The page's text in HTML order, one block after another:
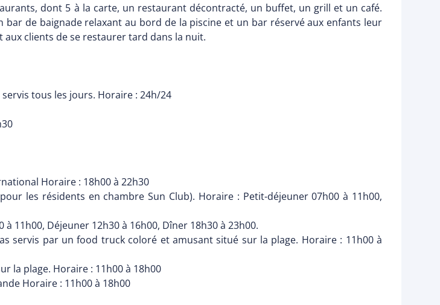
dont 5 à la carte, un restaurant décontracté, un buffet, un grill et un café.
de baignade relaxant au bord de la piscine et un bar réservé aux enfants leur
clients de se restaurer tard dans la nuit.
tous les jours. Horaire : 24h/24
Horaire : 18h00 à 22h30
les résidents en chambre Sun Club). Horaire : Petit-déjeuner 07h00 à 11h00,
11h00, Déjeuner 12h30 à 16h00, Dîner 18h30 à 23h00.
servis par un food truck coloré et amusant situé sur la plage. Horaire : 11h00 à
la plage. Horaire : 11h00 à 18h00
Horaire : 11h00 à 18h00